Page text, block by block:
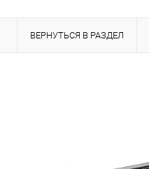
ВЕРНУТЬСЯ В РАЗДЕЛ